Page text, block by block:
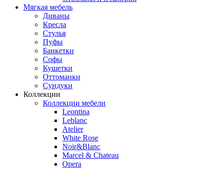
Мягкая мебель
Диваны
Кресла
Стулья
Пуфы
Банкетки
Софы
Кушетки
Оттоманки
Сундуки
Коллекции
Коллекции мебели
Leontina
Leblanc
Аtelier
White Rose
Noir&Blanc
Marcel & Chateau
Opera